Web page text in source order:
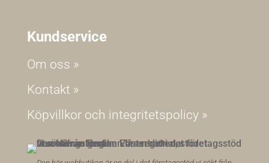
Kundservice
Om oss »
Kontakt »
Köpvillkor och integritetspolicy »